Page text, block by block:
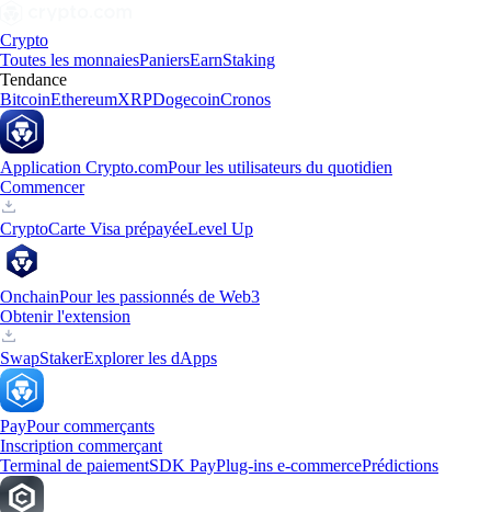
Crypto
Toutes les monnaiesPaniersEarnStaking
Tendance
BitcoinEthereumXRPDogecoinCronos
Application Crypto.comPour les utilisateurs du quotidien
Commencer
CryptoCarte Visa prépayéeLevel Up
OnchainPour les passionnés de Web3
Obtenir l'extension
SwapStakerExplorer les dApps
PayPour commerçants
Inscription commerçant
Terminal de paiementSDK PayPlug-ins e-commercePrédictions